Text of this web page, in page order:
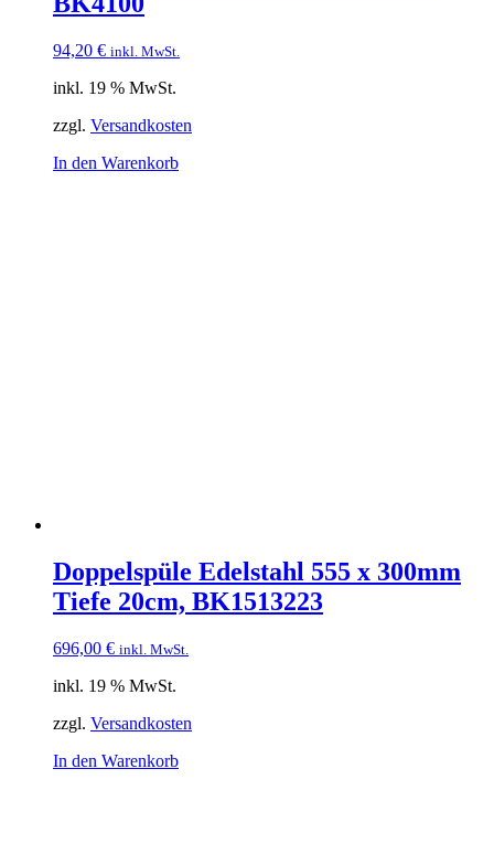
94,20 € inkl. MwSt.
inkl. 19 % MwSt.
zzgl. Versandkosten
In den Warenkorb
Doppelspüle Edelstahl 555 x 300mm
Tiefe 20cm, BK1513223
696,00 € inkl. MwSt.
inkl. 19 % MwSt.
zzgl. Versandkosten
In den Warenkorb